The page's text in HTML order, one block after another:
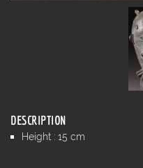
DESCRIPTION
Height : 15 cm